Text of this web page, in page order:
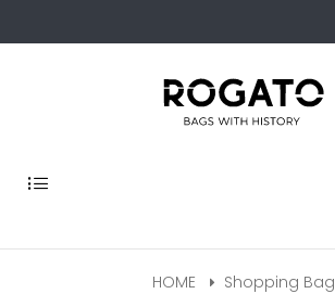
Toggle
HOME Shopping Bag